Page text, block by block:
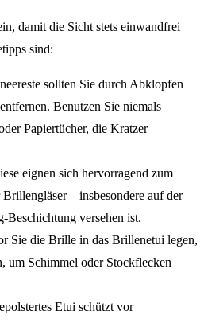
damit die Sicht stets einwandfrei
sind:
sollten Sie durch Abklopfen
Benutzen Sie niemals
Papiertücher, die Kratzer
eignen sich hervorragend zum
– insbesondere auf der
versehen ist.
Sie die Brille in das Brillenetui legen,
um Schimmel oder Stockflecken
Etui schützt vor